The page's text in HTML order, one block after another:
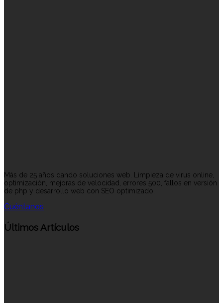
Más de 25 años dando soluciones web. Limpieza de virus online,
optimización, mejoras de velocidad, errores 500, fallos en versión
de php y desarrollo web con SEO optimizado.
Cuéntanos
Últimos Artículos